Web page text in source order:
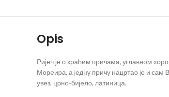
Opis
Ријеч је о краћим причама, углавном
Мореира, а једну причу нацртао је и
увез, црно-бијело, латиница.